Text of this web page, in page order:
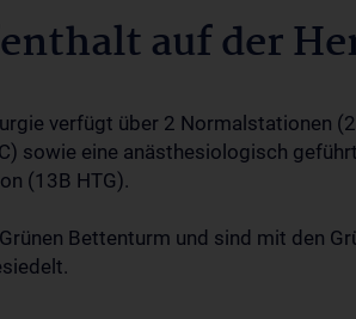
auf der
verfügt über 2 Normalstationen
sowie eine anästhesiologisch
(13B HTG).
Bettenturm und sind mit den